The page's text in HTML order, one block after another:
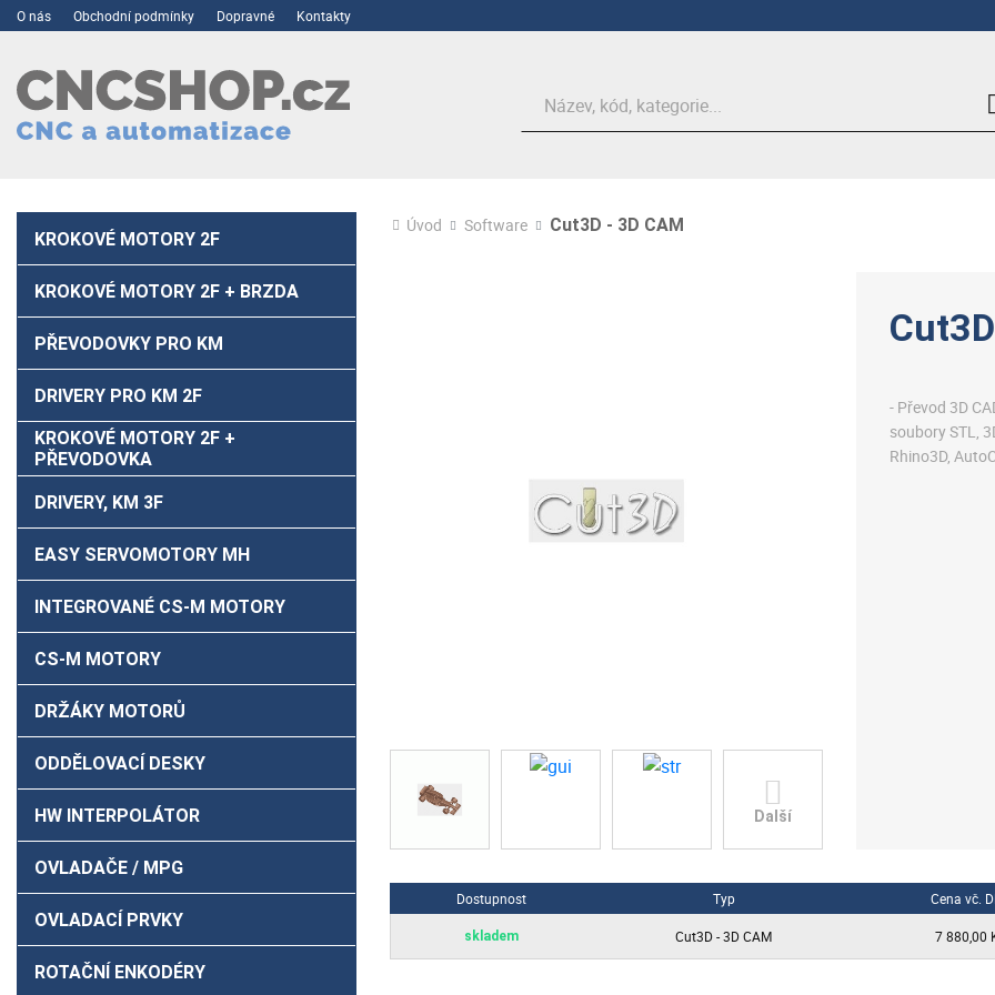
O nás Obchodní podmínky Dopravné Kontakty
KROKOVÉ MOTORY 2F
KROKOVÉ MOTORY 2F + BRZDA
PŘEVODOVKY PRO KM
DRIVERY PRO KM 2F
KROKOVÉ MOTORY 2F +
PŘEVODOVKA
DRIVERY, KM 3F
EASY SERVOMOTORY MH
INTEGROVANÉ CS-M MOTORY
CS-M MOTORY
DRŽÁKY MOTORŮ
ODDĚLOVACÍ DESKY
HW INTERPOLÁTOR
OVLADAČE / MPG
OVLADACÍ PRVKY
ROTAČNÍ ENKODÉRY
Úvod Software Cut3D - 3D CAM
Další
- Převod 3D
soubory STL,
Rhino3D,
Dostupnost Typ Cena vč.
skladem Cut3D - 3D CAM 7 880,00